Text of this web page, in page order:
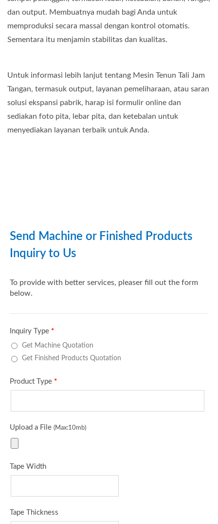
dan output. Membuatnya mudah bagi Anda untuk
memproduksi secara massal dengan kontrol otomatis.
Sementara itu menjamin stabilitas dan kualitas.
Untuk informasi lebih lanjut tentang Mesin Tenun Tali Jam
Tangan, termasuk output, layanan pemeliharaan, atau saran
solusi ekspansi pabrik, harap isi formulir online dan
sediakan foto pita, lebar pita, dan ketebalan untuk
menyediakan layanan terbaik untuk Anda.